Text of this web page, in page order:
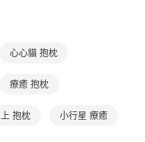
條碼／台灣大直營門市／銀行轉
費。
（以下簡稱本公司）所提供，讓
司帳單繳交帳款。
，將跳轉至「AFTEE先享後付」
訊。
視為交易完成。
，但若您需要取消訂單，請聯絡
費
局i郵箱)
心心貓 抱枕
療癒 抱枕
抱枕 小行星 療癒